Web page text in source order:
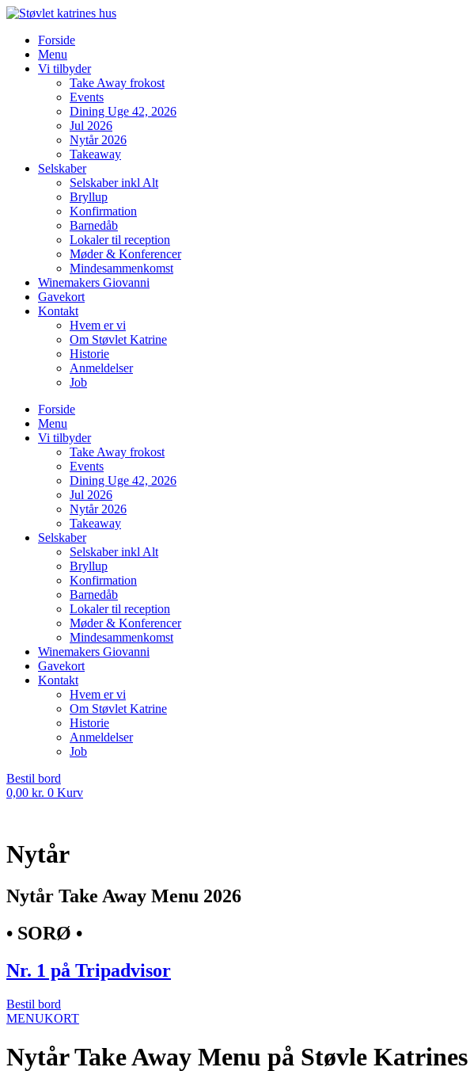
Videre
indholdForside
Menu
Vi tilbyder
Take Away frokost
Events
Dining Uge 42, 2026
Jul 2026
Nytår 2026
Takeaway
Selskaber
Selskaber inkl Alt
Bryllup
Konfirmation
Barnedåb
Lokaler til reception
Møder & Konferencer
Mindesammenkomst
Winemakers Giovanni
Gavekort
Kontakt
Hvem er vi
Om Støvlet Katrine
Historie
Anmeldelser
Job
Forside
Menu
Vi tilbyder
Take Away frokost
Events
Dining Uge 42, 2026
Jul 2026
Nytår 2026
Takeaway
Selskaber
Selskaber inkl Alt
Bryllup
Konfirmation
Barnedåb
Lokaler til reception
Møder & Konferencer
Mindesammenkomst
Winemakers Giovanni
Gavekort
Kontakt
Hvem er vi
Om Støvlet Katrine
Historie
Anmeldelser
Job
Bestil bord
0,00 kr. 0 Kurv
Nytår
Nytår Take Away Menu 2026
• SORØ •
Nr. 1 på Tripadvisor
Bestil bord
MENUKORT
Nytår Take Away Menu på Støvle